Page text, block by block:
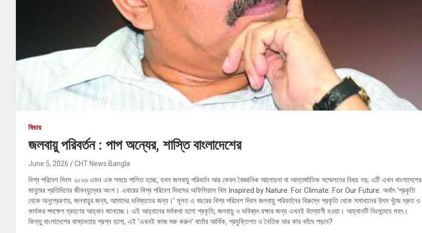
ফিচার
জলবায়ু পরিবর্তন : পাপ অন্যের, শাস্তি বাংলাদেশের
June 5, 2026 CHT News Bangla
বিশ্ব পরিবেশ দিবস ২০২৬ এমন এক সময়ে পালিত হচ্ছে, যখন জলবায়ু পরিবর্তন আর কেবল বৈজ্ঞানিক আলোচনা বা আন্তর্জাতিক সম্মেলনের বিষয় নয়; এটি এখন বাংলাদেশের
মানুষের প্রতিদিনের জীবনযুদ্ধের অংশ। এবারের বিশ্ব পরিবেশ দিবসের অফিসিয়াল থিম Inspired by Nature. For Climate. For Our Future. অর্থাৎ ‘প্রকৃতি
থেকে অনুপ্রেরণায়, জলবায়ুর জন্য, আমাদের ভবিষ্যতের জন্য।’ মূলত এ বছরের বিশ্ব পরিবেশ দিবস জলবায়ু পরিবর্তনের বিরুদ্ধে প্রকৃতি থেকে সমাধানের উৎস খুঁজে দ্রুত ও
কার্যকর পদক্ষেপ গ্রহণের আহ্বান জানাচ্ছে। এই আহ্বানের মর্মকথা হলো প্রকৃতি, জলবায়ু ও ভবিষ্যৎ রক্ষার জন্য এখনই উদ্যোগী হওয়া। আহ্বানটি নিঃসন্দেহে মহৎ।
কিন্তু বাংলাদেশের বাস্তবতায় প্রশ্ন হলো, এই ‘এখনই কাজ শুরু করুন’ বার্তার আর্থিক, প্রযুক্তিগত ও নৈতিক ভার কার কাঁধে পড়বে?